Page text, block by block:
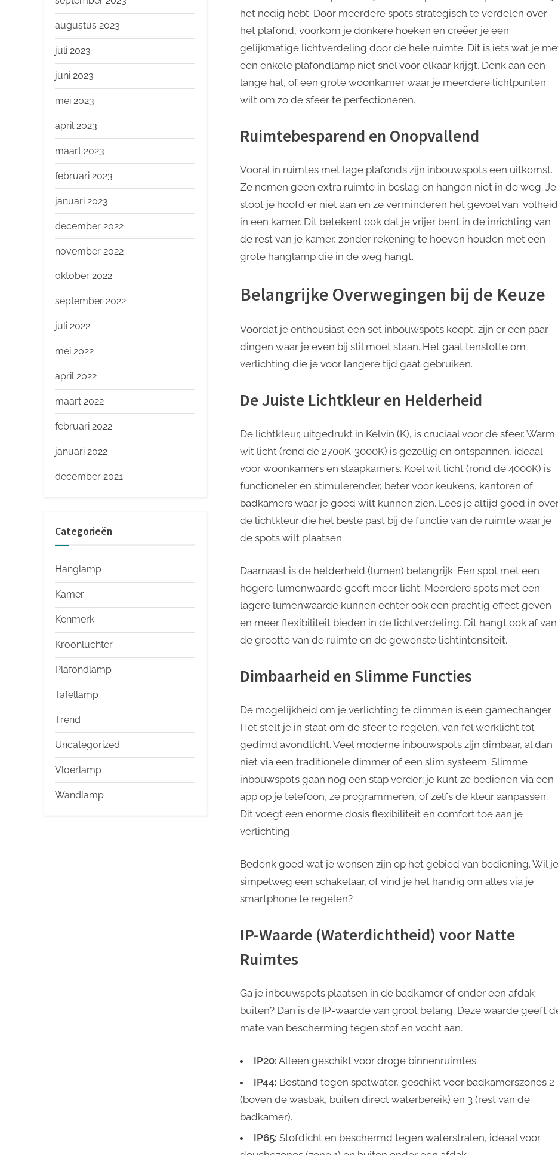
het nodig hebt. Door meerdere spots strategisch te verdelen over
het plafond, voorkom je donkere hoeken en creëer je een
gelijkmatige lichtverdeling door de hele ruimte. Dit is iets wat je
een enkele plafondlamp niet snel voor elkaar krijgt. Denk aan een
lange hal, of een grote woonkamer waar je meerdere lichtpunten
wilt om zo de sfeer te perfectioneren.
Ruimtebesparend en Onopvallend
Vooral in ruimtes met lage plafonds zijn inbouwspots een uitkomst.
Ze nemen geen extra ruimte in beslag en hangen niet in de weg. Je
stoot je hoofd er niet aan en ze verminderen het gevoel van
in een kamer. Dit betekent ook dat je vrijer bent in de inrichting van
de rest van je kamer, zonder rekening te hoeven houden met een
grote hanglamp die in de weg hangt.
Belangrijke Overwegingen bij de Keuze
Voordat je enthousiast een set inbouwspots koopt, zijn er een paar
dingen waar je even bij stil moet staan. Het gaat tenslotte om
verlichting die je voor langere tijd gaat gebruiken.
De Juiste Lichtkleur en Helderheid
De lichtkleur, uitgedrukt in Kelvin (K), is cruciaal voor de sfeer. Warm
wit licht (rond de 2700K-3000K) is gezellig en ontspannen, ideaal
voor woonkamers en slaapkamers. Koel wit licht (rond de 4000K) is
functioneler en stimulerender, beter voor keukens, kantoren of
badkamers waar je goed wilt kunnen zien. Lees je altijd goed in
de lichtkleur die het beste past bij de functie van de ruimte waar je
de spots wilt plaatsen.
Daarnaast is de helderheid (lumen) belangrijk. Een spot met een
hogere lumenwaarde geeft meer licht. Meerdere spots met een
lagere lumenwaarde kunnen echter ook een prachtig effect geven
en meer flexibiliteit bieden in de lichtverdeling. Dit hangt ook af van
de grootte van de ruimte en de gewenste lichtintensiteit.
Dimbaarheid en Slimme Functies
De mogelijkheid om je verlichting te dimmen is een gamechanger.
Het stelt je in staat om de sfeer te regelen, van fel werklicht tot
gedimd avondlicht. Veel moderne inbouwspots zijn dimbaar, al dan
niet via een traditionele dimmer of een slim systeem. Slimme
inbouwspots gaan nog een stap verder; je kunt ze bedienen via een
app op je telefoon, ze programmeren, of zelfs de kleur aanpassen.
Dit voegt een enorme dosis flexibiliteit en comfort toe aan je
verlichting.
Bedenk goed wat je wensen zijn op het gebied van bediening. Wil je
simpelweg een schakelaar, of vind je het handig om alles via je
smartphone te regelen?
IP-Waarde (Waterdichtheid) voor Natte
Ruimtes
Ga je inbouwspots plaatsen in de badkamer of onder een afdak
buiten? Dan is de IP-waarde van groot belang. Deze waarde geeft
mate van bescherming tegen stof en vocht aan.
IP20: Alleen geschikt voor droge binnenruimtes.
IP44: Bestand tegen spatwater, geschikt voor badkamerszones 2
(boven de wasbak, buiten direct waterbereik) en 3 (rest van de
badkamer).
IP65: Stofdicht en beschermd tegen waterstralen, ideaal voor
augustus 2023
juli 2023
juni 2023
mei 2023
april 2023
maart 2023
februari 2023
januari 2023
december 2022
november 2022
oktober 2022
september 2022
juli 2022
mei 2022
april 2022
maart 2022
februari 2022
januari 2022
december 2021
Categorieën
Hanglamp
Kamer
Kenmerk
Kroonluchter
Plafondlamp
Tafellamp
Trend
Uncategorized
Vloerlamp
Wandlamp